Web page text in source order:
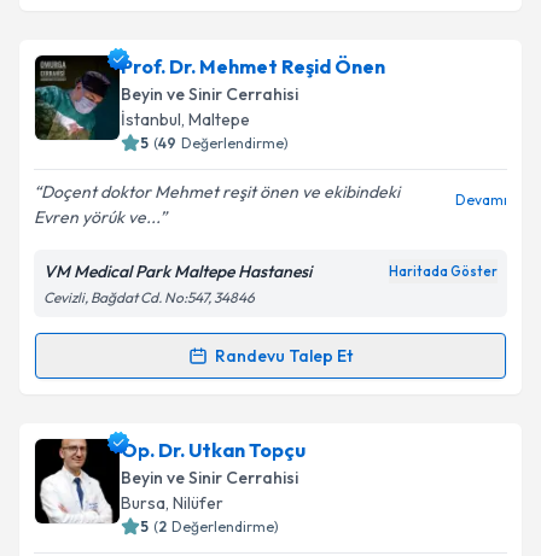
Op. Dr. Alper Erginiçin randevu takvimi talebi
oluşturun. Size bu uzmandan randevu almanız için bir
takvim hazırlandığında e-posta ile bilgilendireceğiz.
Kişisel verilerimin işlenmesine ilişkin
Aydınlatma
Metni'ni okudum ve kişisel verilerimin belirtilen
kapsamda işlenmesini kabul ediyorum.
Prof. Dr. Mehmet Reşid Önen
Beyin ve Sinir Cerrahisi
İstanbul, Maltepe
5 (49 Değerlendirme)
Doçent doktor Mehmet reşit önen ve ekibindeki
Evren yörúk ve...
Devamı
VM Medical Park Maltepe Hastanesi Haritada Göster
Cevizli, Bağdat Cd. No:547, 34846
Randevu Talep Et
Randevu Takvimi Talebi
Prof. Dr. Mehmet Reşid Önen
talebi oluşturun. Size bu uzmandan randevu almanız
için bir takvim hazırlandığında e-posta ile
bilgilendireceğiz.
Op. Dr. Utkan Topçu
Beyin ve Sinir Cerrahisi
Bursa, Nilüfer
5 (2 Değerlendirme)